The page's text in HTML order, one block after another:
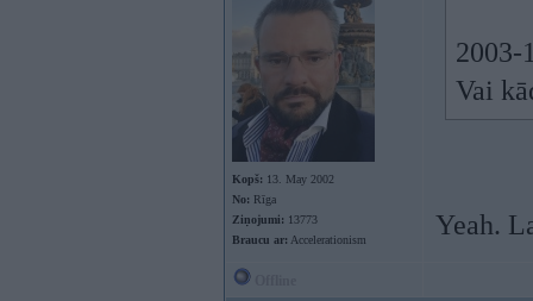
Kopš: 13. May 2002
No: Rīga
Ziņojumi: 13773
Braucu ar: Accelerationism
2003-
Vai
Yeah.